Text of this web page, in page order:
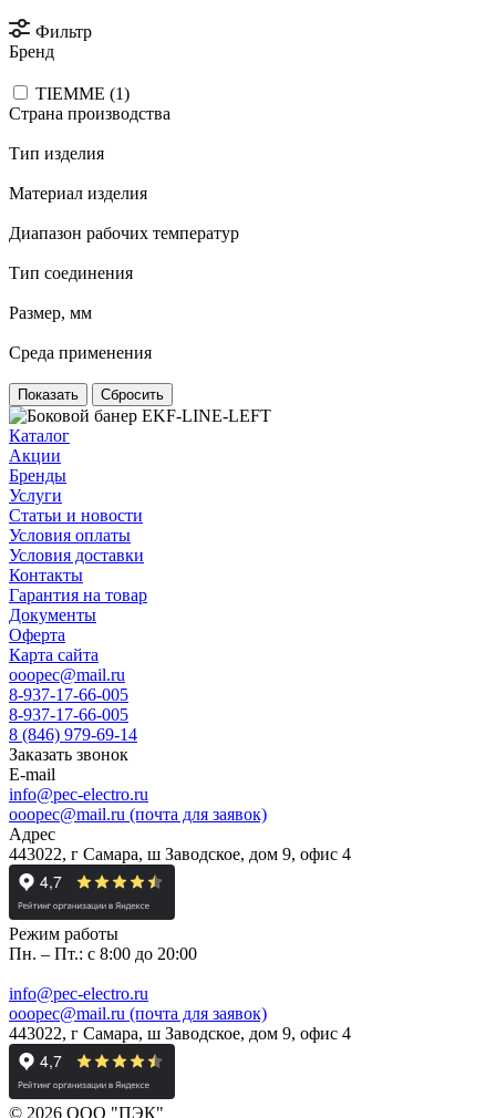
Фильтр
Бренд
TIEMME (1)
Страна производства
Тип изделия
Материал изделия
Диапазон рабочих температур
Тип соединения
Размер, мм
Среда применения
Сбросить
Каталог
Акции
Бренды
Услуги
Статьи и новости
Условия оплаты
Условия доставки
Контакты
Гарантия на товар
Документы
Оферта
Карта сайта
ooopec@mail.ru
8-937-17-66-005
8-937-17-66-005
8 (846) 979-69-14
Заказать звонок
E-mail
info@pec-electro.ru
ooopec@mail.ru (почта для заявок)
Адрес
443022, г Самара, ш Заводское, дом 9, офис 4
Режим работы
Пн. – Пт.: с 8:00 до 20:00
info@pec-electro.ru
ooopec@mail.ru (почта для заявок)
443022, г Самара, ш Заводское, дом 9, офис 4
© 2026 ООО "ПЭК"